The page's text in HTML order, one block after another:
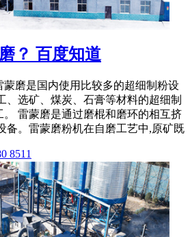
？ 百度知道
蒙磨是国内使用比较多的超细制粉设
、选矿、煤炭、石膏等材料的超细制
。 雷蒙磨是通过磨棍和磨环的相互挤
备。雷蒙磨粉机在自磨工艺中,原矿既
8511